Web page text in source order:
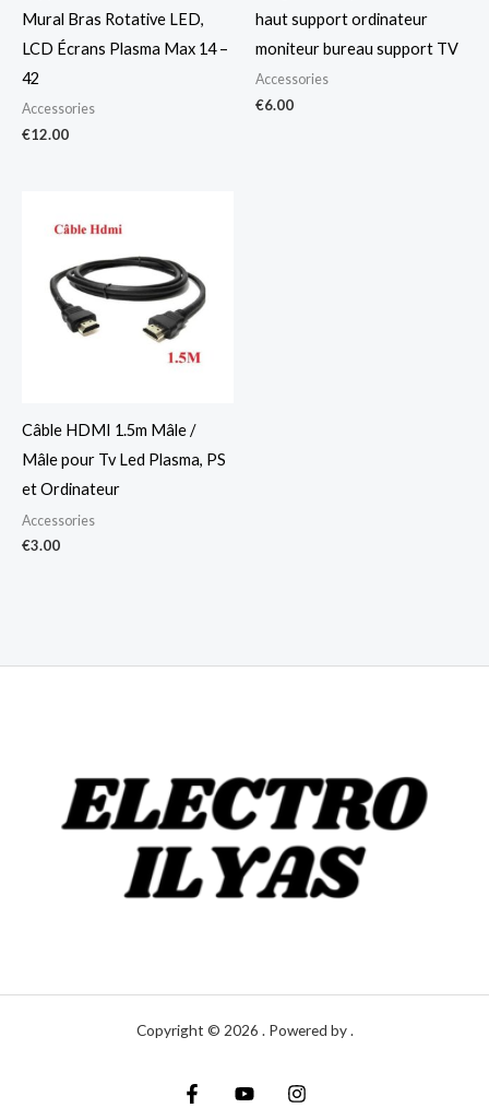
Mural Bras Rotative LED,
LCD Écrans Plasma Max 14 –
42
Accessories
€12.00
haut support ordinateur
moniteur bureau support TV
Accessories
€6.00
Câble HDMI 1.5m Mâle /
Mâle pour Tv Led Plasma, PS
et Ordinateur
Accessories
€3.00
Copyright © 2026 . Powered by .